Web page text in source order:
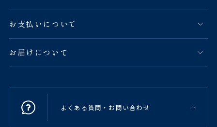
お支払いについて
お届けについて
よくある質問・お問い合わせ